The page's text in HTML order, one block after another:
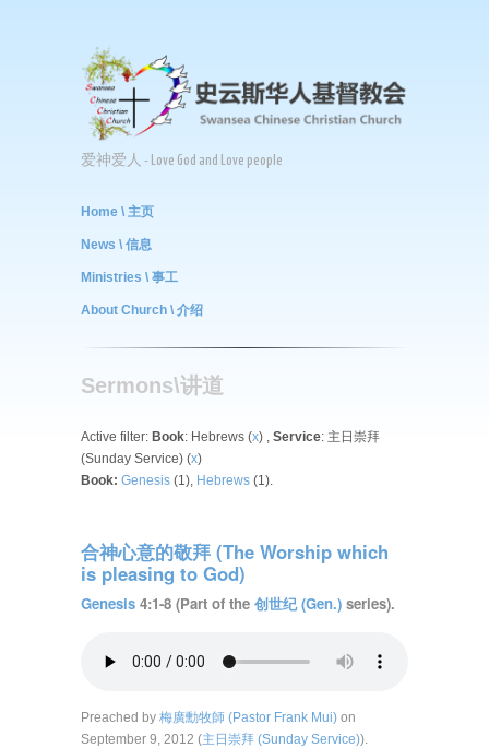
爱神爱人 - Love God and Love people
Home \ 主页
News \ 信息
Ministries \ 事工
About Church \ 介绍
Sermons\讲道
Active filter: Book: Hebrews (x) , Service: 主日崇拜
(Sunday Service) (x)
Book: Genesis (1), Hebrews (1).
合神心意的敬拜 (The Worship which
is pleasing to God)
Genesis 4:1-8 (Part of the 创世纪 (Gen.) series).
Preached by 梅廣勳牧師 (Pastor Frank Mui) on
September 9, 2012 (主日崇拜 (Sunday Service)).